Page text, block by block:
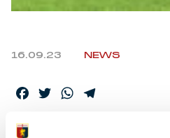
16.09.23 NEWS
Facebook
TwitterWhatsApp